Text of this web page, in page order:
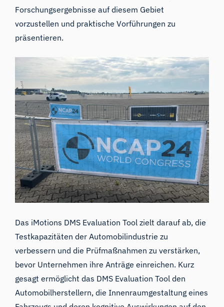
Forschungsergebnisse auf diesem Gebiet
vorzustellen und praktische Vorführungen zu
präsentieren.
Das iMotions DMS Evaluation Tool zielt darauf ab, die
Testkapazitäten der Automobilindustrie zu
verbessern und die Prüfmaßnahmen zu verstärken,
bevor Unternehmen ihre Anträge einreichen. Kurz
gesagt ermöglicht das DMS Evaluation Tool den
Automobilherstellern, die Innenraumgestaltung eines